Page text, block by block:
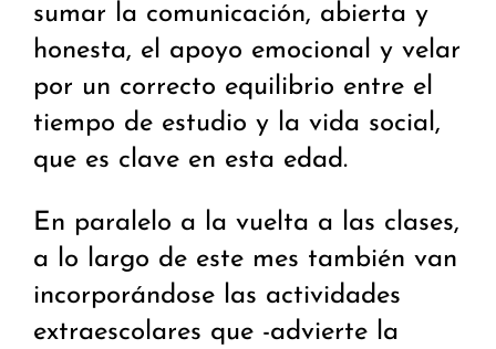
sumar la comunicación, abierta y
honesta, el apoyo emocional y velar
por un correcto equilibrio entre el
tiempo de estudio y la vida social,
que es clave en esta edad.
En paralelo a la vuelta a las clases,
a lo largo de este mes también van
incorporándose las actividades
extraescolares que -advierte la